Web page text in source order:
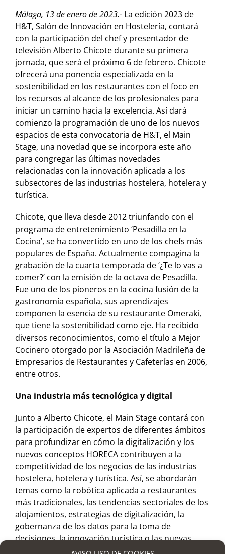
Málaga, 13 de enero de 2023.- La edición 2023 de
H&T, Salón de Innovación en Hostelería, contará
con la participación del chef y presentador de
televisión Alberto Chicote durante su primera
jornada, que será el próximo 6 de febrero. Chicote
ofrecerá una ponencia especializada en la
sostenibilidad en los restaurantes con el foco en
los recursos al alcance de los profesionales para
iniciar un camino hacia la excelencia. Así dará
comienzo la programación de uno de los nuevos
espacios de esta convocatoria de H&T, el Main
Stage, una novedad que se incorpora este año
para congregar las últimas novedades
relacionadas con la innovación aplicada a los
subsectores de las industrias hostelera, hotelera y
turística.
Chicote, que lleva desde 2012 triunfando con el
programa de entretenimiento ‘Pesadilla en la
Cocina’, se ha convertido en uno de los chefs más
populares de España. Actualmente compagina la
grabación de la cuarta temporada de ‘¿Te lo vas a
comer?’ con la emisión de la octava de Pesadilla.
Fue uno de los pioneros en la cocina fusión de la
gastronomía española, sus aprendizajes
componen la esencia de su restaurante Omeraki,
que tiene la sostenibilidad como eje. Ha recibido
diversos reconocimientos, como el título a Mejor
Cocinero otorgado por la Asociación Madrileña de
Empresarios de Restaurantes y Cafeterías en 2006,
entre otros.
Una industria más tecnológica y digital
Junto a Alberto Chicote, el Main Stage contará con
la participación de expertos de diferentes ámbitos
para profundizar en cómo la digitalización y los
nuevos conceptos HORECA contribuyen a la
competitividad de los negocios de las industrias
hostelera, hotelera y turística. Así, se abordarán
temas como la robótica aplicada a restaurantes
más tradicionales, las tendencias sectoriales de los
alojamientos, estrategias de digitalización, la
gobernanza de los datos para la toma de
decisiones, la innovación turística o las nuevas
formas de comunicar en un entorno digital.